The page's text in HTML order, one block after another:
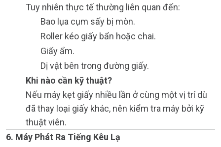
Tuy nhiên thực tế thường liên quan đến:
Bao lụa cụm sấy bị mòn.
Roller kéo giấy bẩn hoặc chai.
Giấy ẩm.
Dị vật bên trong đường giấy.
Khi nào cần kỹ thuật?
Nếu máy kẹt giấy nhiều lần ở cùng một vị trí dù
đã thay loại giấy khác, nên kiểm tra máy bởi kỹ
thuật viên.
6. Máy Phát Ra Tiếng Kêu Lạ